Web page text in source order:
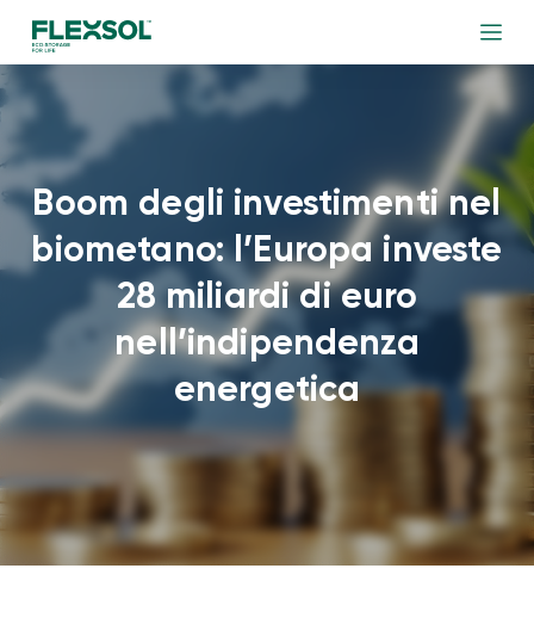
Boom degli investimenti nel
biometano: l’Europa investe
28 miliardi di euro
nell’indipendenza
energetica